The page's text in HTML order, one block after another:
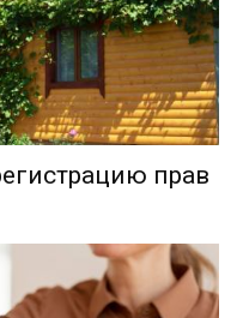
прав